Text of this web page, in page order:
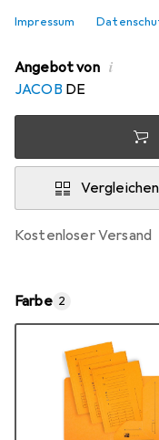
Impressum
Lieferort
Angebot von i
JACOB DE
Vergleichen
kostenloser Versand
Farbe 2